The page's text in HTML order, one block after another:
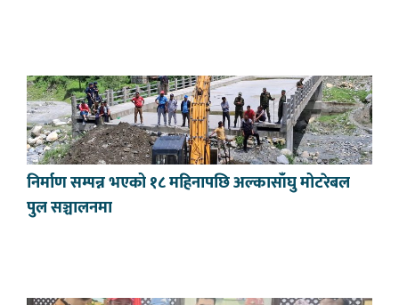
निर्माण सम्पन्न भएको १८ महिनापछि अल्कासाँघु मोटरेबल
पुल सञ्चालनमा